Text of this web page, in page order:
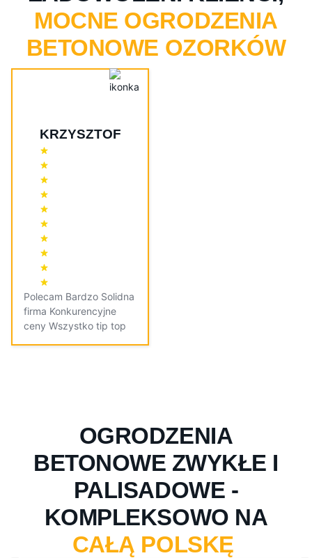
MOCNE OGRODZENIA
BETONOWE OZORKÓW
KRZYSZTOF
Polecam Bardzo Solidna
firma Konkurencyjne
ceny Wszystko tip top
OGRODZENIA
BETONOWE ZWYKŁE I
PALISADOWE -
KOMPLEKSOWO NA
CAŁĄ POLSKĘ